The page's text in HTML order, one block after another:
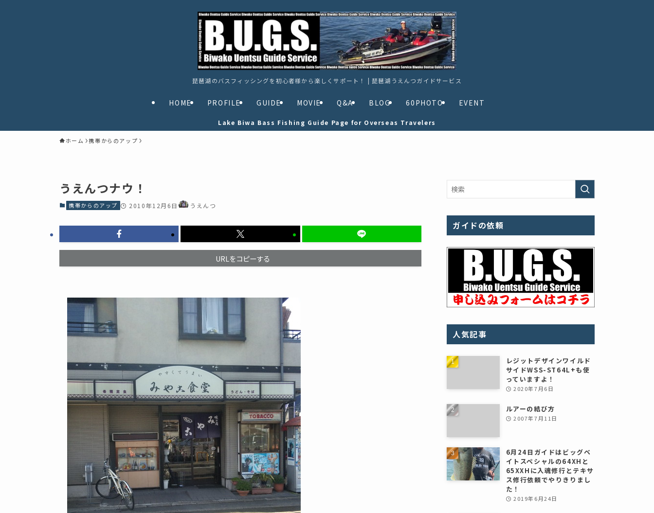
琵琶湖のバスフィッシングを初心者様から楽しくサポート！ | 琵琶湖うえんつガイドサービス
HOME PROFILE GUIDE MOVIE Q&A BLOG 60PHOTO EVENT
Lake Biwa Bass Fishing Guide Page for Overseas Travelers
ホーム 携帯からのアップ
うえんつナウ！
携帯からのアップ 2010年12月6日 うえんつ
URLをコピーする
ガイドの依頼
人気記事
レジットデザインワイルド
サイドWSS-ST64L+も使
っていますよ！
2020年7月6日
ルアーの結び方
2007年7月11日
6月24日ガイドはビッグベ
イトスペシャルの64XHと
65XXHに入魂修行とテキサ
ス修行依頼でやりきりまし
た！
2019年6月24日